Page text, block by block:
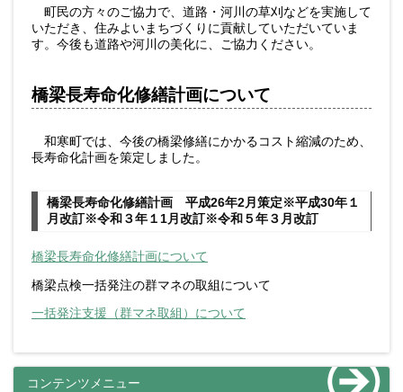
町民の方々のご協力で、道路・河川の草刈などを実施して
いただき、住みよいまちづくりに貢献していただいていま
す。今後も道路や河川の美化に、ご協力ください。
橋梁長寿命化修繕計画について
和寒町では、今後の橋梁修繕にかかるコスト縮減のため、
長寿命化計画を策定しました。
橋梁長寿命化修繕計画 平成26年2月策定※平成30年１
月改訂※令和３年１1月改訂※令和５年３月改訂
橋梁長寿命化修繕計画について
橋梁点検一括発注の群マネの取組について
一括発注支援（群マネ取組）について
コンテンツメニュー